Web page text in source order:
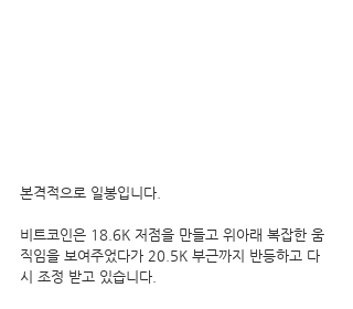
본격적으로 일봉입니다.
비트코인은 18.6K 저점을 만들고 위아래 복잡한 움
직임을 보여주었다가 20.5K 부근까지 반등하고 다
시 조정 받고 있습니다.